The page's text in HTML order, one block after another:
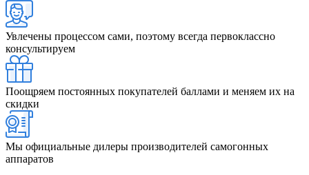
Увлечены процессом сами, поэтому всегда первоклассно
консультируем
Поощряем постоянных покупателей баллами и меняем их на
скидки
Мы официальные дилеры производителей самогонных
аппаратов